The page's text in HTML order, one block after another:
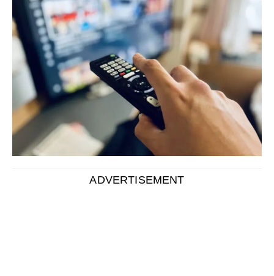
近年、「サブスク」という言葉を耳にすることが多くな